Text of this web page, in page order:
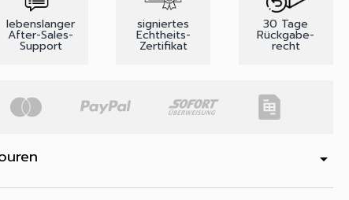
lebenslanger
After-Sales-
Support
signiertes
Echtheits-
Zertifikat
30 Tage
Rückgabe-
recht
arrow_drop_down